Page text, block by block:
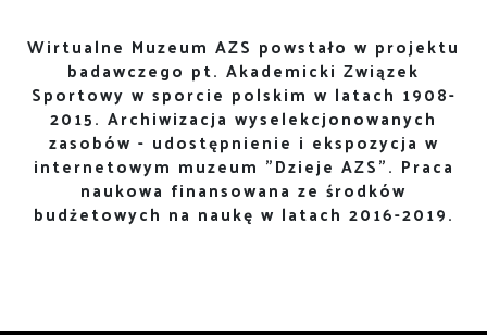
Wirtualne Muzeum AZS powstało w projektu
badawczego pt. Akademicki Związek
Sportowy w sporcie polskim w latach 1908-
2015. Archiwizacja wyselekcjonowanych
zasobów - udostępnienie i ekspozycja w
internetowym muzeum "Dzieje AZS". Praca
naukowa finansowana ze środków
budżetowych na naukę w latach 2016-2019.